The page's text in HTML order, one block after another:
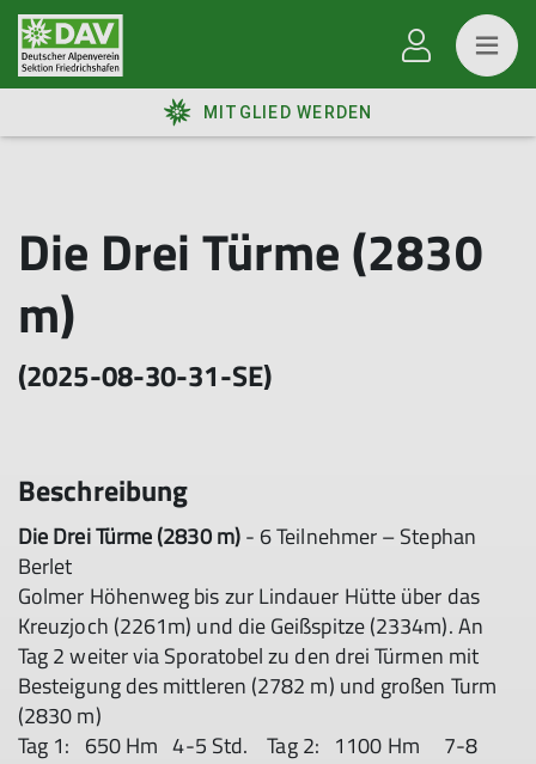
MITGLIED WERDEN
Die Drei Türme (2830
m)
(2025-08-30-31-SE)
Beschreibung
Die Drei Türme (2830 m)- 6 Teilnehmer – Stephan
Berlet
Golmer Höhenweg bis zur Lindauer Hütte über das
Kreuzjoch (2261m) und die Geißspitze (2334m). An
Tag 2 weiter via Sporatobel zu den drei Türmen mit
Besteigung des mittleren (2782 m) und großen Turm
(2830 m)
Tag 1: 650 Hm 4-5 Std. Tag 2: 1100 Hm 7-8